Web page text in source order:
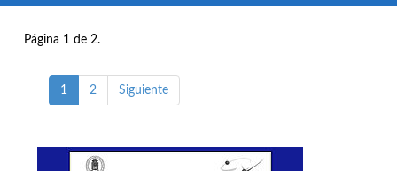
Página 1 de 2.
1 2 Siguiente